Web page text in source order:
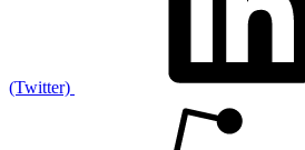
(Twitter)